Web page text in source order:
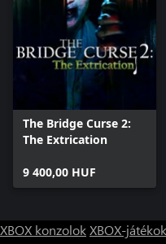
The Bridge Curse 2:
The Extrication
9 400,00 HUF
XBOX konzolokXBOX-játékok